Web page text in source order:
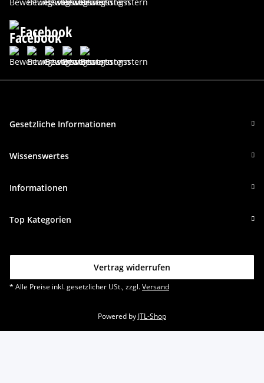
Facebook
Gesetzliche Informationen
Wissenswertes
Informationen
Top Kategorien
Vertrag widerrufen
* Alle Preise inkl. gesetzlicher USt., zzgl.Versand
Powered by JTL-Shop